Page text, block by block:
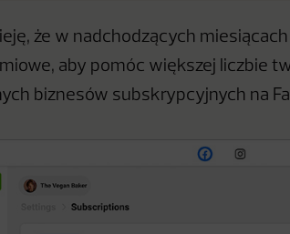
że w nadchodzących
aby pomóc większej liczbie
biznesów subskrypcyjnych na